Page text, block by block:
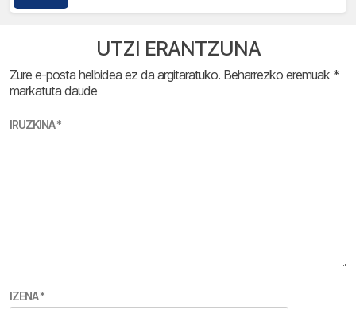
UTZI ERANTZUNA
Zure e-posta helbidea ez da argitaratuko. Beharrezko eremuak *
markatuta daude
IRUZKINA*
IZENA*